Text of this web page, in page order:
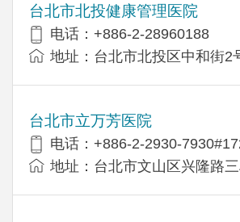
台北市北投健康管理医院
电话：+886-2-28960188
地址：台北市北投区中和街2
台北市立万芳医院
电话：+886-2-2930-
地址：台北市文山区兴隆路